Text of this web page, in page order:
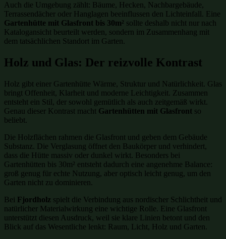
Auch die Umgebung zählt: Bäume, Hecken, Nachbargebäude,
Terrassendächer oder Hanglagen beeinflussen den Lichteinfall. Eine
Gartenhütte mit Glasfront bis 30m² sollte deshalb nicht nur nach
Katalogansicht beurteilt werden, sondern im Zusammenhang mit
dem tatsächlichen Standort im Garten.
Holz und Glas: Der reizvolle Kontrast
Holz gibt einer Gartenhütte Wärme, Struktur und Natürlichkeit. Glas
bringt Offenheit, Klarheit und moderne Leichtigkeit. Zusammen
entsteht ein Stil, der sowohl gemütlich als auch zeitgemäß wirkt.
Genau dieser Kontrast macht Gartenhütten mit Glasfront so
beliebt.
Die Holzflächen rahmen die Glasfront und geben dem Gebäude
Substanz. Die Verglasung öffnet den Baukörper und verhindert,
dass die Hütte massiv oder dunkel wirkt. Besonders bei
Gartenhütten bis 30m² entsteht dadurch eine angenehme Balance:
groß genug für echte Nutzung, aber optisch leicht genug, um den
Garten nicht zu dominieren.
Bei Fjordholz spielt die Verbindung aus nordischer Schlichtheit und
natürlicher Materialwirkung eine wichtige Rolle. Eine Glasfront
unterstützt diesen Ausdruck, weil sie klare Linien betont und den
Blick auf das Wesentliche lenkt: Raum, Licht, Holz und Garten.